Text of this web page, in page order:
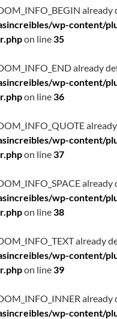
already
wp-content/
on line35
already
wp-content/
on line36
wp-content/
on line37
already
wp-content/
on line38
already
wp-content/
on line39
already
wp-content/